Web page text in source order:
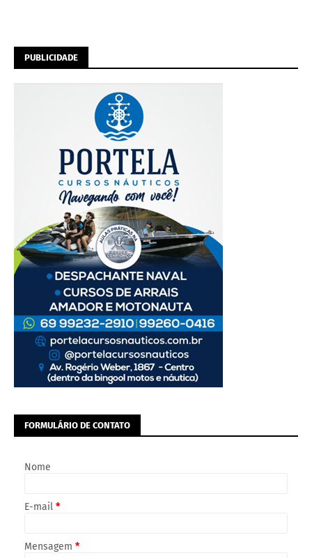
PUBLICIDADE
FORMULÁRIO DE CONTATO
Nome
E-mail *
Mensagem *